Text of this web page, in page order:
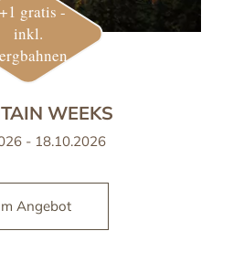
gratis -
inkl.
WEEKS
- 18.10.2026
Angebot